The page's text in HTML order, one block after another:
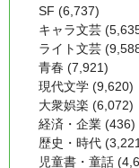
SF (6,737)
キャラ文芸
ライト文芸
青春 (7,921)
現代文学 (9,620)
大衆娯楽 (6,072)
経済・企業 (436)
歴史・時代
児童書・童話